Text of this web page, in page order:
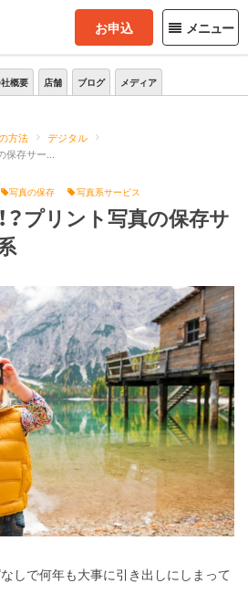
メニュー
お申込
概要 店舗 ブログ メディア
方法
デジタル
気になる料金は！？プリント写真の保存サービスの料金体系
写真の保存 写真系サービス
？プリント写真の保存サ
しで何年も大事に引き出しにしまって